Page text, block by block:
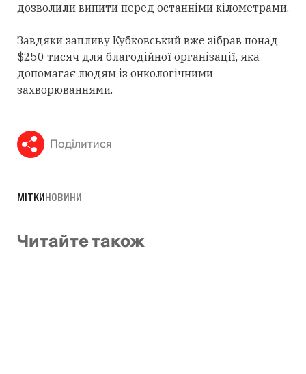
дозволили випити перед останніми кілометрами.
Завдяки запливу Кубковський вже зібрав понад
$250 тисяч для благодійної організації, яка
допомагає людям із онкологічними
захворюваннями.
Поділитися
МІТКИНОВИНИ
Читайте також